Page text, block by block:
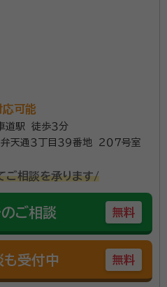
口コミ評価は5段階中4.9と親切丁寧
全無料。電話・メール・ZOOMで完結
開中。
：2026/1
と言われたので、頼りになると感じ
くれて、疑問点が解消した
族信託』は、ご本人様だけでな
の事務所では、ご依頼人様
も良い形でご家族に受け継
を守ること、ご依頼人様の想
お伝えすることを大事にし
人様やご家族の方々の生活
続カウンセラー、相続診断士、行
身元保証相談士協会 相続診断士
ー協会 家族信託普及協会
可能
道駅 徒歩３分
天通３丁目３９番地 ２０７号室
ご相談を承ります/
ご相談 無料
受付中 無料